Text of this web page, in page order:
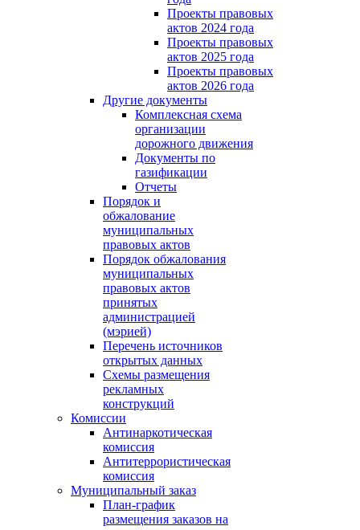
Проекты правовых
актов 2024 года
Проекты правовых
актов 2025 года
Проекты правовых
актов 2026 года
Другие документы
Комплексная схема
организации
дорожного движения
Документы по
газификации
Отчеты
Порядок и
обжалование
муниципальных
правовых актов
Порядок обжалования
муниципальных
правовых актов
принятых
администрацией
(мэрией)
Перечень источников
открытых данных
Схемы размещения
рекламных
конструкций
Комиссии
Антинаркотическая
комиссия
Антитеррористическая
комиссия
Муниципальный заказ
План-график
размещения заказов на